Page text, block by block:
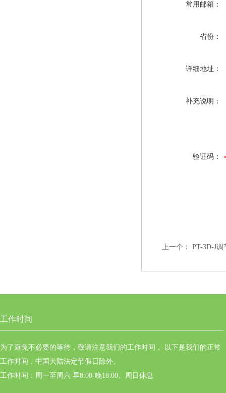
常用邮箱：
省份：
详细地址：
补充说明：
验证码：
上一个： PT-3D-J
工作时间
为了避免不必要的等待，敬请注意我们的工作时间 。以下是我们的正常
工作时间，中国大陆法定节假日除外。
工作时间：周一至周六 早8:00-晚18:00。周日休息